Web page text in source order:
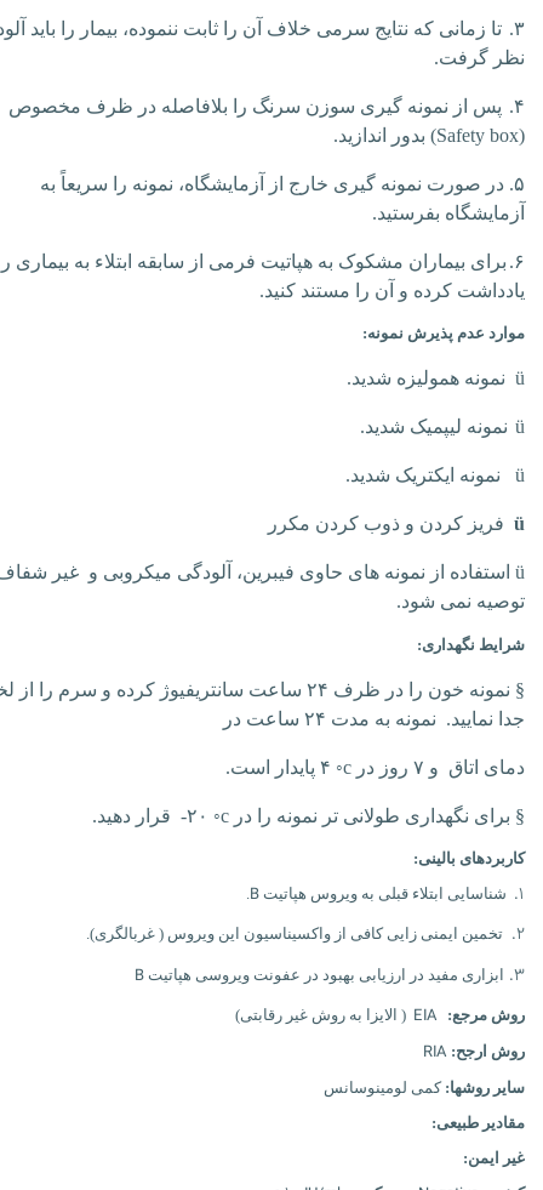
۳. تا زمانی که نتایج سرمی خلاف آن را ثابت ننموده، بیمار را باید
نظر گرفت.
۴.
پس از نمونه گیری سوزن سرنگ را بلافاصله در ظرف مخصوص
(
Safety box) بدور اندازید.
۵. در صورت نمونه گیری خارج از آزمایشگاه، نمونه را سریعاً به
آزمایشگاه بفرستید.
۶. برای بیماران مشکوک به هپاتیت فرمی از سابقه ابتلاء به بیماری
یادداشت کرده و آن را مستند کنید.
موارد عدم پذیرش نمونه:
ü نمونه همولیزه شدید.
ü نمونه لیپمیک شدید.
ü نمونه ایکتریک شدید.
ü فریز کردن و ذوب کردن مکرر
ü استفاده از نمونه های حاوی فیبرین، آلودگی میکروبی و غیر
توصیه نمی شود.
شرایط نگهداری:
§
نمونه خون را در ظرف ۲۴ ساعت سانتریفیوژ کرده و سرم را از
جدا نمایید. نمونه به مدت ۲۴ ساعت در
دمای اتاق و ۷ روز در ◦c
§ برای نگهداری طولانی تر نمونه را در ◦c ۲۰- قرار دهید.
کاربردهای بالینی:
۱. شناسایی ابتلاء قبلی به ویروس هپاتیت B
۲. تخمین ایمنی زایی کافی از واکسیناسیون این ویروس ( غربالگری).
۳. ابزاری مفید در ارزیابی بهبود در عفونت ویروسی هپاتیت B
روش مرجع: EIA ( الایزا به روش غیر رقابتی)
روش ارجح: RIA
سایر روشها:کمی لومینوسانس
مقادیر طبیعی:
غیر ایمن: